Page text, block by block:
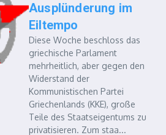
Ausplünderung im
Eiltempo
Diese Woche beschloss das
griechische Parlament
mehrheitlich, aber gegen den
Widerstand der
Kommunistischen Partei
Griechenlands (KKE), große
Teile des Staatseigentums zu
privatisieren. Zum staa...